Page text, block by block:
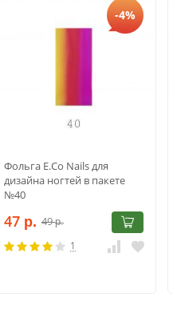
-4%
Фольга E.Co Nails для
дизайна ногтей в пакете
№40
47 р. 49р.
1